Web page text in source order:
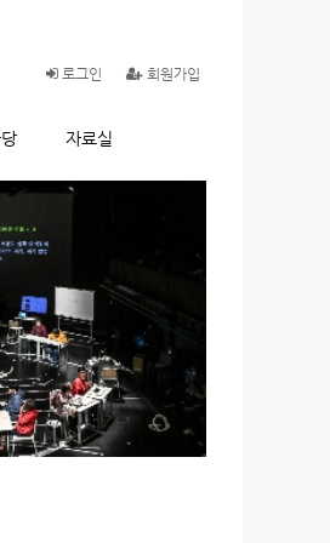
로그인 회원가입
자료실